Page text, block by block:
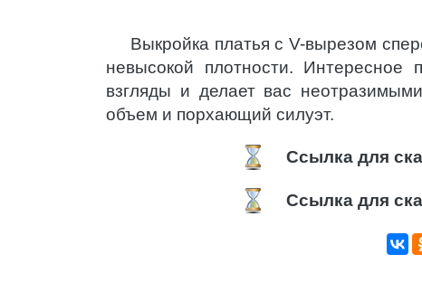
Выкройка платья с V-вырезом
невысокой плотности. Интересное
взгляды и делает вас
объем и порхающий силуэт.
Ссылка для
Ссылка для